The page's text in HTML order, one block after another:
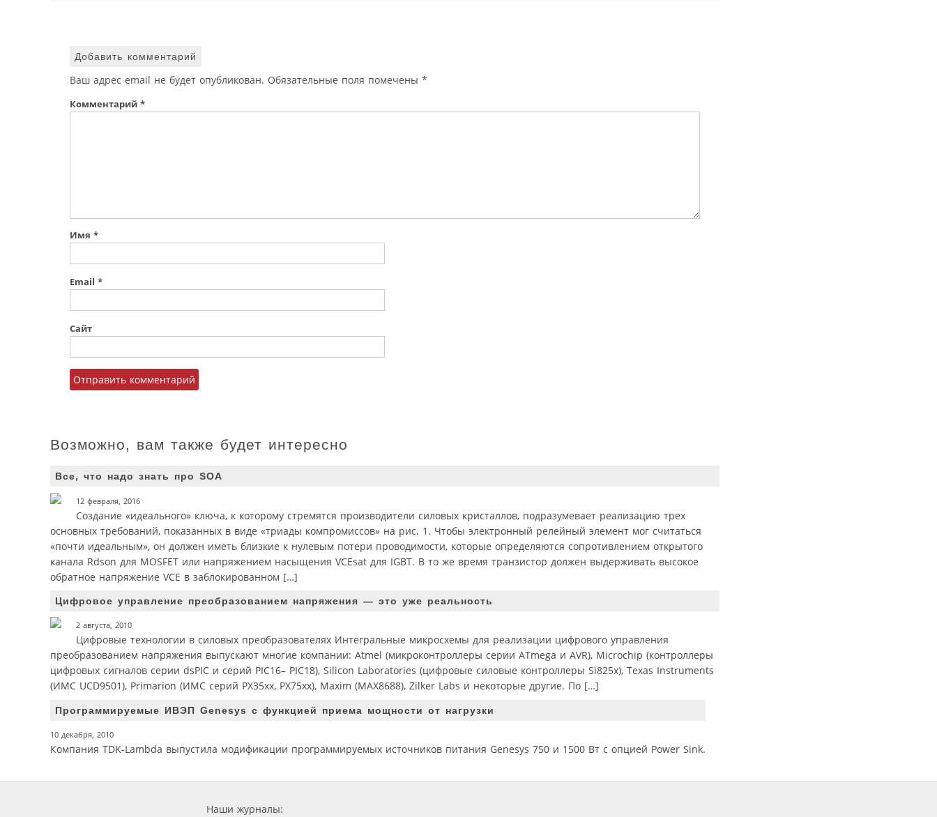
Добавить комментарий
Ваш адрес email не будет опубликован. Обязательные поля помечены *
Комментарий *
Имя *
Email *
Сайт
Возможно, вам также будет интересно
Все, что надо знать про SOA
12 февраля, 2016
Создание «идеального» ключа, к которому стремятся производители силовых кристаллов, подразумевает реализацию трех
основных требований, показанных в виде «триады компромиссов» на рис. 1. Чтобы электронный релейный элемент мог считаться
«почти идеальным», он должен иметь близкие к нулевым потери проводимости, которые определяются сопротивлением открытого
канала Rdson для MOSFET или напряжением насыщения VCEsat для IGBT. В то же время транзистор должен выдерживать высокое
обратное напряжение VCE в заблокированном […]
Цифровое управление преобразованием напряжения — это уже реальность
2 августа, 2010
Цифровые технологии в силовых преобразователях Интегральные микросхемы для реализации цифрового управления
преобразованием напряжения выпускают многие компании: Atmel (микроконтроллеры серии ATmega и AVR), Microchip (контроллеры
цифровых сигналов серии dsPIC и серий PIC16– PIC18), Silicon Laboratories (цифровые силовые контроллеры Si825x), Texas Instruments
(ИМС UCD9501), Primarion (ИМС серий PX35xx, PX75xx), Maxim (MAX8688), Zilker Labs и некоторые другие. По […]
Программируемые ИВЭП Genesys с функцией приема мощности от нагрузки
10 декабря, 2010
Компания TDK-Lambda выпустила модификации программируемых источников питания Genesys 750 и 1500 Вт с опцией Power Sink.
Наши журналы: